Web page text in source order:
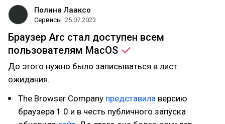
Полина Лааксо
Сервисы 25.07.2023
Браузер Arc стал доступен всем
пользователям MacOS
До этого нужно было записываться в лист
ожидания.
The Browser Company представила версию
браузера 1.0 и в честь публичного запуска